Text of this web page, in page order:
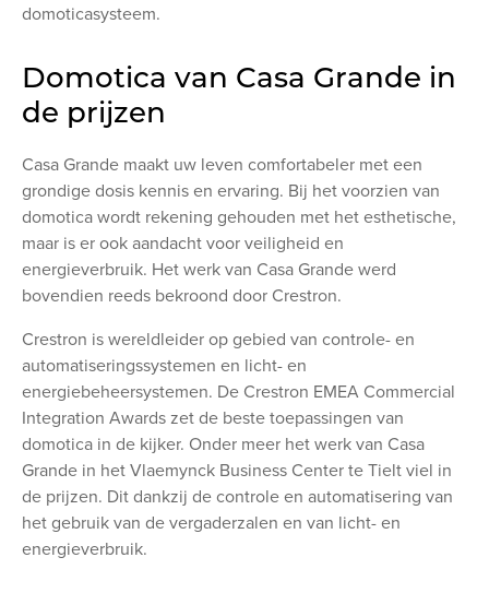
domoticasysteem.
Domotica van Casa Grande in
de prijzen
Casa Grande maakt uw leven comfortabeler met een
grondige dosis kennis en ervaring. Bij het voorzien van
domotica wordt rekening gehouden met het esthetische,
maar is er ook aandacht voor veiligheid en
energieverbruik. Het werk van Casa Grande werd
bovendien reeds bekroond door Crestron.
Crestron is wereldleider op gebied van controle- en
automatiseringssystemen en licht- en
energiebeheersystemen. De Crestron EMEA Commercial
Integration Awards zet de beste toepassingen van
domotica in de kijker. Onder meer het werk van Casa
Grande in het Vlaemynck Business Center te Tielt viel in
de prijzen. Dit dankzij de controle en automatisering van
het gebruik van de vergaderzalen en van licht- en
energieverbruik.